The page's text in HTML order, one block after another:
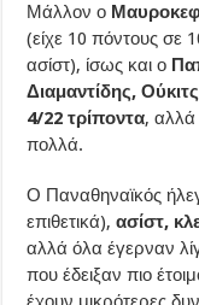
Μάλλον ο
(είχε 10 πόντους σε
ασίστ), ίσως και ο
Διαμαντίδης,
4/22 τρίποντα, αλλά
πολλά.
Ο Παναθηναϊκός
επιθετικά),ασίστ,
αλλά όλα έγερναν
που έδειξαν πιο